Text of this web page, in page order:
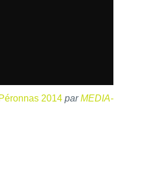
2014 parMEDIA-